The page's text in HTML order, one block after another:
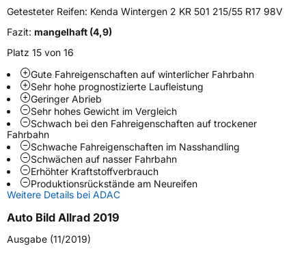
ModellnameWintergen 2 KR 501
FahrzeugartPKW & SUV
Weitere Eigenschaften
Schlauchtyp TL
ZustandNeureifen
M+SJa
EU Label
EffizienzD
Getesteter Reifen: Kenda Wintergen 2 KR 501 215/55 R17 98V
Fazit: mangelhaft (4,9)
Platz 15 von 16
Gute Fahreigenschaften auf winterlicher Fahrbahn
Sehr hohe prognostizierte Laufleistung
Geringer Abrieb
Sehr hohes Gewicht im Vergleich
Schwach bei den Fahreigenschaften auf trockener
Fahrbahn
Schwache Fahreigenschaften im Nasshandling
Schwächen auf nasser Fahrbahn
Erhöhter Kraftstoffverbrauch
Produktionsrückstände am Neureifen
Weitere Details bei ADAC
Auto Bild Allrad 2019
Ausgabe (11/2019)